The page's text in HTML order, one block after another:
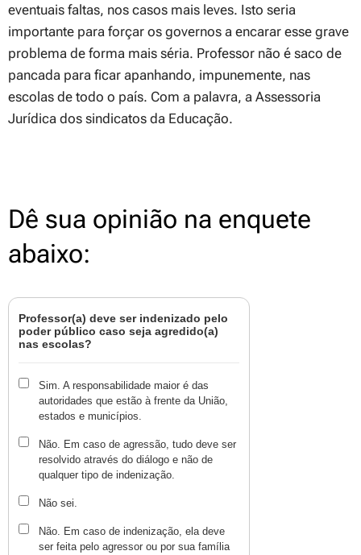
eventuais faltas, nos casos mais leves. Isto seria
importante para forçar os governos a encarar esse grave
problema de forma mais séria. Professor não é saco de
pancada para ficar apanhando, impunemente, nas
escolas de todo o país. Com a palavra, a Assessoria
Jurídica dos sindicatos da Educação.
Dê sua opinião na enquete
abaixo:
Professor(a) deve ser indenizado pelo
poder público caso seja agredido(a)
nas escolas?
Sim. A responsabilidade maior é das
autoridades que estão à frente da União,
estados e municípios.
Não. Em caso de agressão, tudo deve ser
resolvido através do diálogo e não de
qualquer tipo de indenização.
Não sei.
Não. Em caso de indenização, ela deve
ser feita pelo agressor ou por sua família